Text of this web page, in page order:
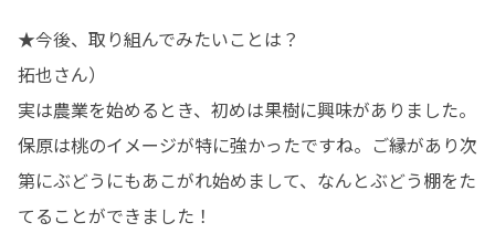
★今後、取り組んでみたいことは？
拓也さん）
実は農業を始めるとき、初めは果樹に興味がありました。
保原は桃のイメージが特に強かったですね。ご縁があり次
第にぶどうにもあこがれ始めまして、なんとぶどう棚をた
てることができました！